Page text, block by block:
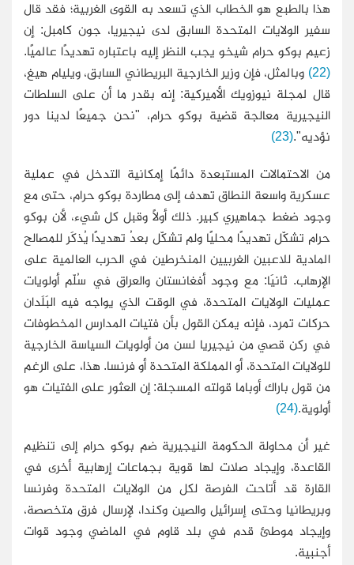
هذا بالطبع هو الخطاب الذي تسعد به القوى الغربية؛ فقد قال
سفير الولايات المتحدة السابق لدى نيجيريا، جون كامبل: إن
زعيم بوكو حرام شيخو يجب النظر إليه باعتباره تهديدًا عالميًا.
(22)
وبالمثل، فإن وزير الخارجية البريطاني السابق، ويليام هيغ،
قال لمجلة نيوزويك الأميركية: إنه بقدر ما أن على السلطات
النيجيرية معالجة قضية بوكو حرام، "نحن جميعًا لدينا دور
نؤديه".(23)
من الاحتمالات المستبعدة دائمًا إمكانية التدخل في عملية
عسكرية واسعة النطاق تهدف إلى مطاردة بوكو حرام، حتى مع
وجود ضغط جماهيري كبير. ذلك أولاً وقبل كل شيء، لأن بوكو
حرام تشكّل تهديدًا محليًا ولم تشكّل بعدُ تهديدًا يُذكَر للمصالح
المادية للاعبين الغربيين المنخرطين في الحرب العالمية على
الإرهاب. ثانيَا: مع وجود أفغانستان والعراق في سُلّم أولويات
عمليات الولايات المتحدة، في الوقت الذي يواجه فيه البَلَدان
حركات تمرد، فإنه يمكن القول بأن فتيات المدارس المخطوفات
في ركن قصي من نيجيريا لسن من أولويات السياسة الخارجية
للولايات المتحدة، أو المملكة المتحدة أو فرنسا. هذا، على الرغم
من قول باراك أوباما قولته المسجلة: إن العثور على الفتيات هو
أولوية.(24)
غير أن محاولة الحكومة النيجيرية ضم بوكو حرام إلى تنظيم
القاعدة، وإيجاد صلات لها قوية بجماعات إرهابية أخرى في
القارة قد أتاحت الفرصة لكل من الولايات المتحدة وفرنسا
وبريطانيا وحتى إسرائيل والصين وكندا، لإرسال فرق متخصصة،
وإيجاد موطئ قدم في بلد قاوم في الماضي وجود قوات
أجنبية.